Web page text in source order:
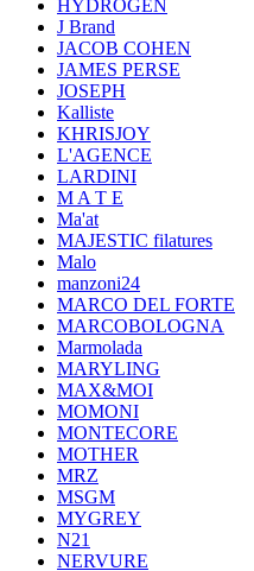
HYDROGEN
J Brand
JACOB COHEN
JAMES PERSE
JOSEPH
Kalliste
KHRISJOY
L'AGENCE
LARDINI
M A T E
Ma'at
MAJESTIC filatures
Malo
manzoni24
MARCO DEL FORTE
MARCOBOLOGNA
Marmolada
MARYLING
MAX&MOI
MOMONI
MONTECORE
MOTHER
MRZ
MSGM
MYGREY
N21
NERVURE